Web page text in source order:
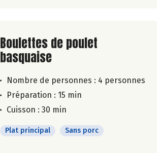
Lire la suite de la recette
Boulettes de poulet
basquaise
Nombre de personnes : 4 personnes
Préparation : 15 min
Cuisson : 30 min
Plat principal Sans porc